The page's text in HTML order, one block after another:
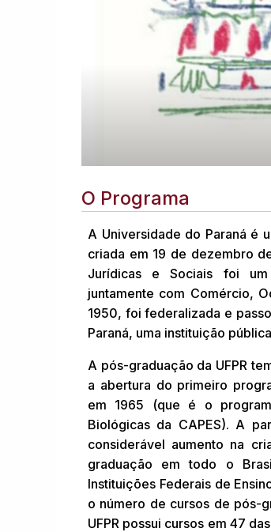
O Programa
A Universidade do Paraná é
criada em 19 de dezembro
Jurídicas e Sociais foi
juntamente com Comércio,
1950, foi federalizada e
Paraná, uma instituição
A pós-graduação da UFPR
a abertura do primeiro
em 1965 (que é o
Biológicas da CAPES). A
considerável aumento na
graduação em todo o
Instituições Federais de
o número de cursos de pós-
UFPR possui cursos em 47